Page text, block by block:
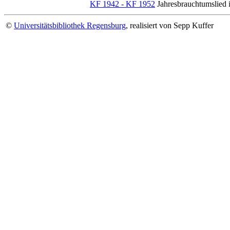
KF 1942 - KF 1952 Jahresbrauchtumslied
© Universitätsbibliothek Regensburg, realisiert von Sepp Kuffer